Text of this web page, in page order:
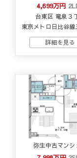
4,699万円
台東区 竜泉３
東京メトロ日比谷線
弥生中古マンシ